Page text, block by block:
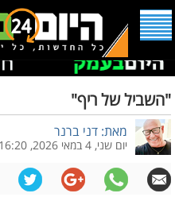
"השביל של ריף"
מאת: דני ברנר
יום שני, 4 במאי 2026, 16:20